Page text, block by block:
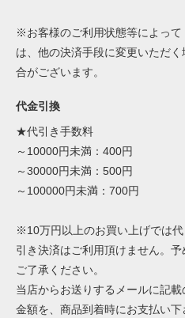
※お客様のご利用状態等によって
は、他の決済手段に変更いただく
合がございます。
代金引換
★代引き手数料
～10000円未満：400円
～30000円未満：500円
～100000円未満：700円
※10万円以上のお買い上げでは代
引き決済はご利用頂けません。予
ご了承ください。
当店からお送りするメールに記載
金額を、商品到着時にお支払い下